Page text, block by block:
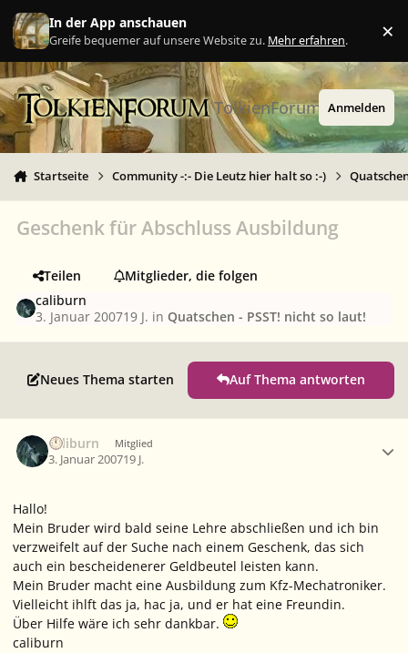
Zu Inhalt springen
In der App anschauen
Greife bequemer auf unsere Website zu. Mehr erfahren. ×
TolkienForum Anmelden
Startseite Community -:- Die Leutz hier halt so :-)
Geschenk für Abschluss Ausbildung
Teilen
Mitglieder, die folgen
caliburn
3. Januar 200719 J. in Quatschen - PSST! nicht so laut!
Neues Thema starten Auf Thema antworten
caliburn Mitglied
3. Januar 200719 J.
Hallo!
Mein Bruder wird bald seine Lehre abschließen und ich bin
verzweifelt auf der Suche nach einem Geschenk, das sich
auch ein bescheidenerer Geldbeutel leisten kann.
Mein Bruder macht eine Ausbildung zum Kfz-Mechatroniker.
Vielleicht ihlft das ja, hac ja, und er hat eine Freundin.
Über Hilfe wäre ich sehr dankbar.
caliburn